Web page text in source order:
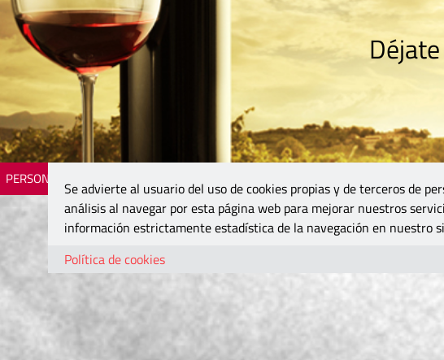
PERSONAJES
Se advierte al usuario del uso de cookies propias y de terceros de
análisis al navegar por esta página web para mejorar nuestros
información estrictamente estadística de la navegación en nuestro
Política de cookies